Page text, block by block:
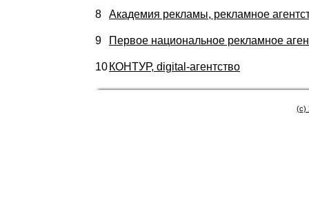
8 Академия рекламы, рекламное
9 Первое национальное рекламное
10 КОНТУР, digital-агентство
(c)